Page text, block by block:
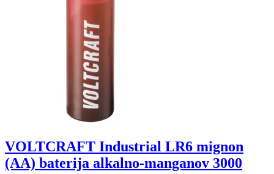
VOLTCRAFT Industrial LR6 mignon
(AA) baterija alkalno-manganov 3000